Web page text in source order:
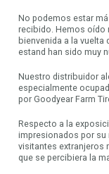
No podemos estar
recibido. Hemos oído
bienvenida a la vuelta
estand han sido muy
Nuestro distribuidor
especialmente
por Goodyear Farm
Respecto a la
impresionados por su
visitantes extranjeros
que se percibiera la